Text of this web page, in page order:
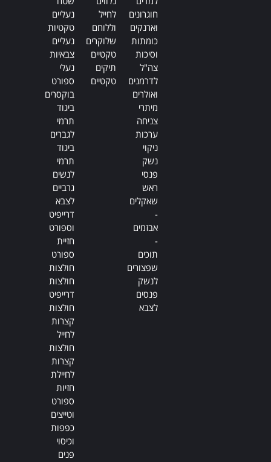
חוגרונים
וארנקים
כומתות
וסיכות
צה"ל
לדרמנים
ואולרים
מיתרי
צניחה
ערכות
ניקוי
נשק
פנסי
ראש
שאקלים
-
אבזמים
-
תוכים
שפצורים
לנשק
פנסים
לצבא
לחייל
וללוחם
שלוקרים
טקטיים
תיקים
טקטיים
נעליים
טקטיות
נעליים
צבאיות
נעלי
ספורט
בוקסרים
ביגוד
תרמי
לגברים
ביגוד
תרמי
לנשים
גרביים
לצבא
דרייפיט
וספורט
חזיית
ספורט
חולצות
חולצות
דרייפיט
חולצות
קצרות
לחייל
חולצות
קצרות
לחיילת
חזיות
ספורט
וטייצים
כפפות
וכיסוי
פנים